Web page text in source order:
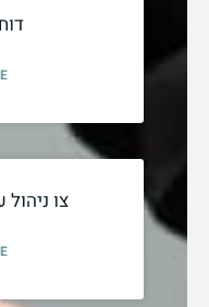
צו